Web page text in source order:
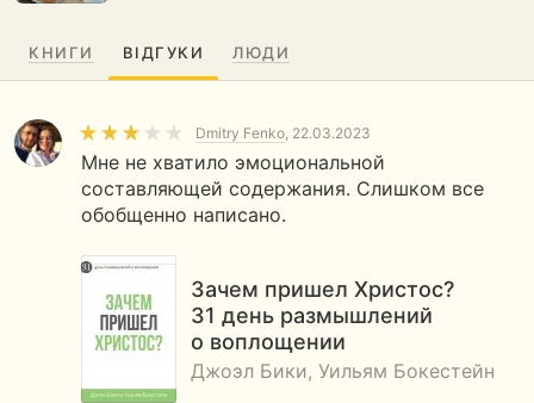
КНИГИ ВІДГУКИ ЛЮДИ
Dmitry Fenko, 22.03.2023
Мне не хватило эмоциональной
составляющей содержания. Слишком все
обобщенно написано.
Зачем пришел Христос?
31 день размышлений
о воплощении
Джоэл Бики, Уильям Бокестейн